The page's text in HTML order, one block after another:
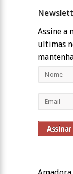
Assine a
ultimas